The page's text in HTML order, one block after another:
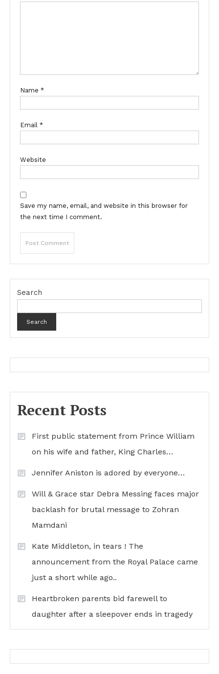
Name *
Email *
Website
Save my name, email, and website in this browser for
the next time I comment.
Search
Search
Recent Posts
First public statement from Prince William
on his wife and father, King Charles…
Jennifer Aniston is adored by everyone…
Will & Grace star Debra Messing faces major
backlash for brutal message to Zohran
Mamdani
Kate Middleton, in tears ! The
announcement from the Royal Palace came
just a short while ago..
Heartbroken parents bid farewell to
daughter after a sleepover ends in tragedy